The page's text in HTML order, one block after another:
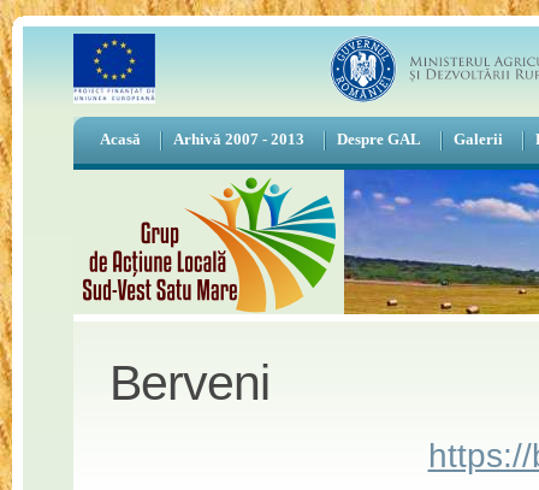
Acasă Arhivă 2007 - 2013 Despre GAL Galerii
Berveni